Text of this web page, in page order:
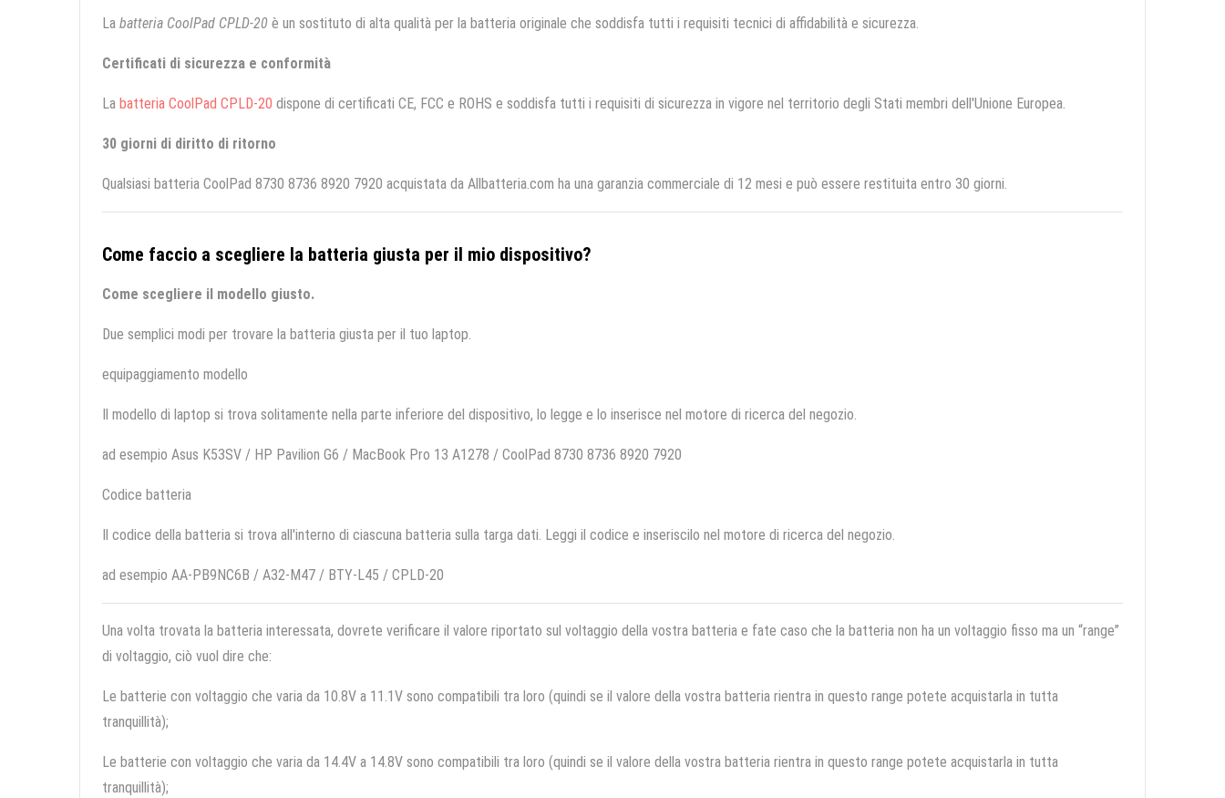
La batteria CoolPad CPLD-20 è un sostituto di alta qualità per la batteria originale che soddisfa tutti i requisiti tecnici di affidabilità e sicurezza.
Certificati di sicurezza e conformità
La batteria CoolPad CPLD-20 dispone di certificati CE, FCC e ROHS e soddisfa tutti i requisiti di sicurezza in vigore nel territorio degli Stati membri dell'Unione Europea.
30 giorni di diritto di ritorno
Qualsiasi batteria CoolPad 8730 8736 8920 7920 acquistata da Allbatteria.com ha una garanzia commerciale di 12 mesi e può essere restituita entro 30 giorni.
Come faccio a scegliere la batteria giusta per il mio dispositivo?
Come scegliere il modello giusto.
Due semplici modi per trovare la batteria giusta per il tuo laptop.
equipaggiamento modello
Il modello di laptop si trova solitamente nella parte inferiore del dispositivo, lo legge e lo inserisce nel motore di ricerca del negozio.
ad esempio Asus K53SV / HP Pavilion G6 / MacBook Pro 13 A1278 / CoolPad 8730 8736 8920 7920
Codice batteria
Il codice della batteria si trova all'interno di ciascuna batteria sulla targa dati. Leggi il codice e inseriscilo nel motore di ricerca del negozio.
ad esempio AA-PB9NC6B / A32-M47 / BTY-L45 / CPLD-20
Una volta trovata la batteria interessata, dovrete verificare il valore riportato sul voltaggio della vostra batteria e fate caso che la batteria non ha un voltaggio fisso ma un “range”
di voltaggio, ciò vuol dire che:
Le batterie con voltaggio che varia da 10.8V a 11.1V sono compatibili tra loro (quindi se il valore della vostra batteria rientra in questo range potete acquistarla in tutta
tranquillità);
Le batterie con voltaggio che varia da 14.4V a 14.8V sono compatibili tra loro (quindi se il valore della vostra batteria rientra in questo range potete acquistarla in tutta
tranquillità);